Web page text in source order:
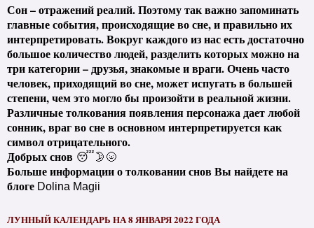
Сон – отражений реалий. Поэтому так важно запоминать
главные события, происходящие во сне, и правильно их
интерпретировать. Вокруг каждого из нас есть достаточно
большое количество людей, разделить которых можно на
три категории – друзья, знакомые и враги. Очень часто
человек, приходящий во сне, может испугать в большей
степени, чем это могло бы произойти в реальной жизни.
Различные толкования появления персонажа дает любой
сонник, враг во сне в основном интерпретируется как
символ отрицательного.
Добрых снов 😴🌛🌝
Больше информации о толковании снов Вы найдете на
блоге Dolina Magii
ЛУННЫЙ КАЛЕНДАРЬ НА 8 ЯНВАРЯ 2022 ГОДА